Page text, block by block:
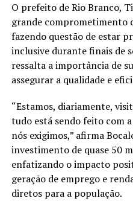
O prefeito de Rio Branco,
grande comprometimento
fazendo questão de estar
inclusive durante finais de
ressalta a importância de
assegurar a qualidade e
“Estamos, diariamente,
tudo está sendo feito com
nós exigimos,” afirma
investimento de quase 50
enfatizando o impacto
geração de emprego e
diretos para a população.